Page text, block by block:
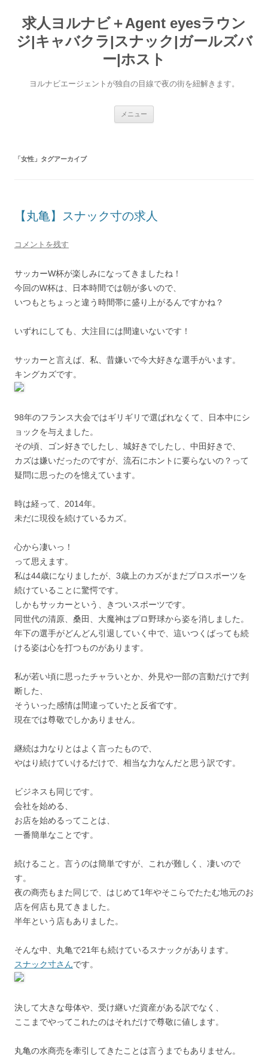
求人ヨルナビ＋Agent eyesラウン
ジ|キャバクラ|スナック|ガールズバ
ー|ホスト
ヨルナビエージェントが独自の目線で夜の街を紐解きます。
メニュー
「女性 」タグアーカイブ
【丸亀】スナック寸の求人
コメントを残す
サッカーW杯が楽しみになってきましたね！
今回のW杯は、日本時間では朝が多いので、
いつもとちょっと違う時間帯に盛り上がるんですかね？
いずれにしても、大注目には間違いないです！
サッカーと言えば、私、昔嫌いで今大好きな選手がいます。
キングカズです。
98年のフランス大会ではギリギリで選ばれなくて、日本中にシ
ョックを与えました。
その頃、ゴン好きでしたし、城好きでしたし、中田好きで、
カズは嫌いだったのですが、流石にホントに要らないの？って
疑問に思ったのを憶えています。
時は経って、2014年。
未だに現役を続けているカズ。
心から凄いっ！
って思えます。
私は44歳になりましたが、3歳上のカズがまだプロスポーツを
続けていることに驚愕です。
しかもサッカーという、きついスポーツです。
同世代の清原、桑田、大魔神はプロ野球から姿を消しました。
年下の選手がどんどん引退していく中で、這いつくばっても続
ける姿は心を打つものがあります。
私が若い頃に思ったチャラいとか、外見や一部の言動だけで判
断した、
そういった感情は間違っていたと反省です。
現在では尊敬でしかありません。
継続は力なりとはよく言ったもので、
やはり続けていけるだけで、相当な力なんだと思う訳です。
ビジネスも同じです。
会社を始める、
お店を始めるってことは、
一番簡単なことです。
続けること。言うのは簡単ですが、これが難しく、凄いので
す。
夜の商売もまた同じで、はじめて1年やそこらでたたむ地元のお
店を何店も見てきました。
半年という店もありました。
そんな中、丸亀で21年も続けているスナックがあります。
スナック寸さんです。
決して大きな母体や、受け継いだ資産がある訳でなく、
ここまでやってこれたのはそれだけで尊敬に値します。
丸亀の水商売を牽引してきたことは言うまでもありません。